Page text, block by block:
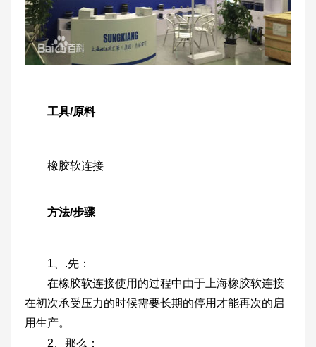
工具/原料
橡胶软连接
方法/步骤
1、.先：
在橡胶软连接使用的过程中由于上海橡胶软连接
在初次承受压力的时候需要长期的停用才能再次的启
用生产。
2、那么：